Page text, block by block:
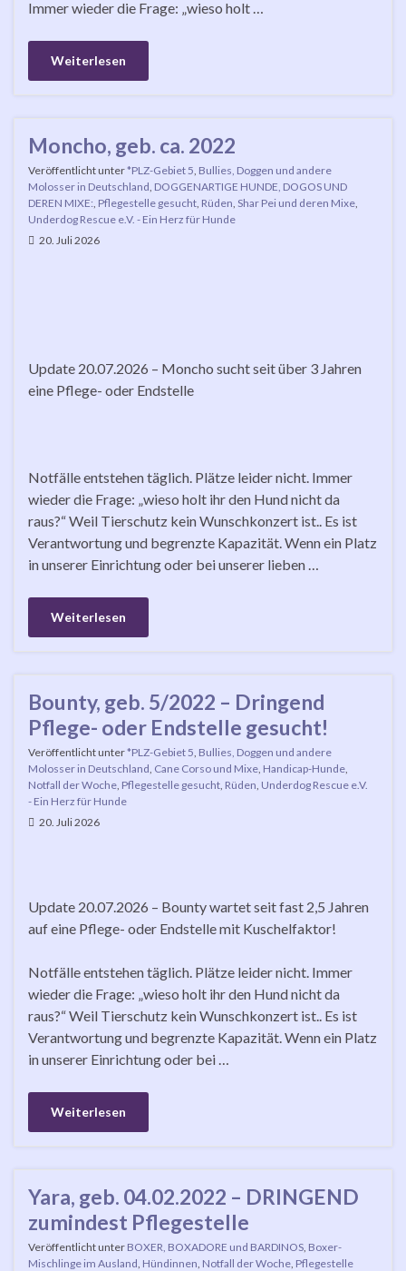
Immer wieder die Frage: „wieso holt …
Weiterlesen
Moncho, geb. ca. 2022
Veröffentlicht unter*PLZ-Gebiet 5 Bullies, Doggen und andere
Molosser in Deutschland DOGGENARTIGE HUNDE, DOGOS UND
DEREN MIXE: Pflegestelle gesucht Rüden Shar Pei und deren Mixe
Underdog Rescue e.V. - Ein Herz für Hunde
20. Juli 2026
Update 20.07.2026 – Moncho sucht seit über 3 Jahren
eine Pflege- oder Endstelle
Notfälle entstehen täglich. Plätze leider nicht. Immer
wieder die Frage: „wieso holt ihr den Hund nicht da
raus?“ Weil Tierschutz kein Wunschkonzert ist.. Es ist
Verantwortung und begrenzte Kapazität. Wenn ein Platz
in unserer Einrichtung oder bei unserer lieben …
Weiterlesen
Bounty, geb. 5/2022 – Dringend
Pflege- oder Endstelle gesucht!
Veröffentlicht unter*PLZ-Gebiet 5 Bullies, Doggen und andere
Molosser in Deutschland Cane Corso und Mixe Handicap-Hunde
Notfall der Woche Pflegestelle gesucht Rüden Underdog Rescue e.V.
- Ein Herz für Hunde
20. Juli 2026
Update 20.07.2026 – Bounty wartet seit fast 2,5 Jahren
auf eine Pflege- oder Endstelle mit Kuschelfaktor!
Notfälle entstehen täglich. Plätze leider nicht. Immer
wieder die Frage: „wieso holt ihr den Hund nicht da
raus?“ Weil Tierschutz kein Wunschkonzert ist.. Es ist
Verantwortung und begrenzte Kapazität. Wenn ein Platz
in unserer Einrichtung oder bei …
Weiterlesen
Yara, geb. 04.02.2022 – DRINGEND
zumindest Pflegestelle
Veröffentlicht unter BOXER, BOXADORE und BARDINOS Boxer-
Mischlinge im Ausland Hündinnen Notfall der Woche Pflegestelle